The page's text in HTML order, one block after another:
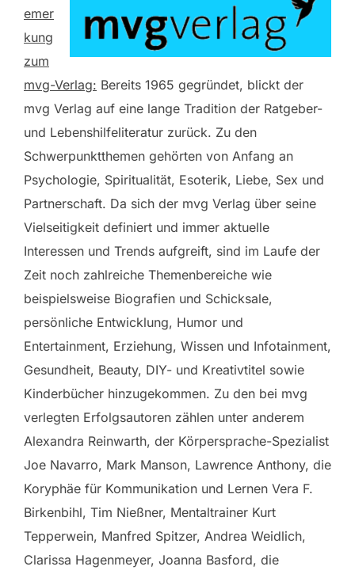
emer
kung
zum
mvg-Verlag: Bereits 1965 gegründet, blickt der
mvg Verlag auf eine lange Tradition der Ratgeber-
und Lebenshilfeliteratur zurück. Zu den
Schwerpunktthemen gehörten von Anfang an
Psychologie, Spiritualität, Esoterik, Liebe, Sex und
Partnerschaft. Da sich der mvg Verlag über seine
Vielseitigkeit definiert und immer aktuelle
Interessen und Trends aufgreift, sind im Laufe der
Zeit noch zahlreiche Themenbereiche wie
beispielsweise Biografien und Schicksale,
persönliche Entwicklung, Humor und
Entertainment, Erziehung, Wissen und Infotainment,
Gesundheit, Beauty, DIY- und Kreativtitel sowie
Kinderbücher hinzugekommen. Zu den bei mvg
verlegten Erfolgsautoren zählen unter anderem
Alexandra Reinwarth, der Körpersprache-Spezialist
Joe Navarro, Mark Manson, Lawrence Anthony, die
Koryphäe für Kommunikation und Lernen Vera F.
Birkenbihl, Tim Nießner, Mentaltrainer Kurt
Tepperwein, Manfred Spitzer, Andrea Weidlich,
Clarissa Hagenmeyer, Joanna Basford, die